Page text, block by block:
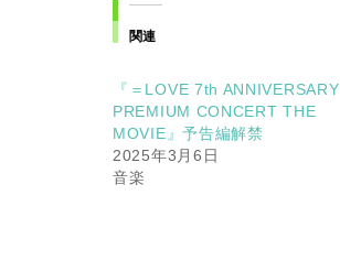
関連
『＝LOVE 7th ANNIVERSARY
PREMIUM CONCERT THE
MOVIE』予告編解禁
2025年3月6日
音楽